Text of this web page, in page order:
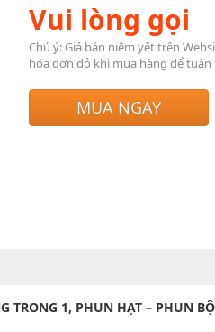
Vui lòng gọi
Chú ý: Giá bán niêm yết trên
hóa đơn đỏ khi mua hàng để
MUA NGAY
TRONG 1, PHUN HẠT – PHUN